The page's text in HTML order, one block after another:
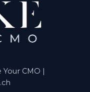
Your CMO |